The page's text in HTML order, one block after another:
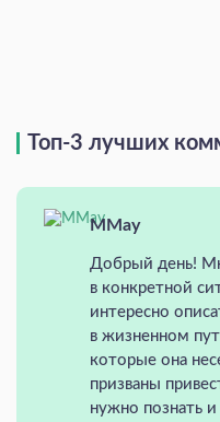
Топ-3 лучших
MMay
Добрый день!
в конкретной
интересно
в жизненном
которые она
призваны
нужно познать